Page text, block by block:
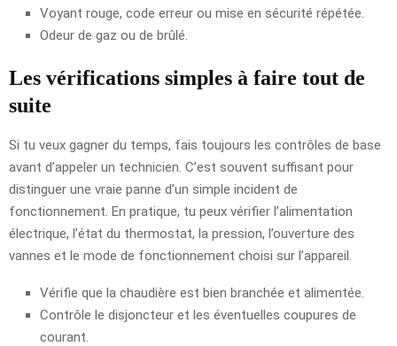
Voyant rouge, code erreur ou mise en sécurité répétée.
Odeur de gaz ou de brûlé.
Les vérifications simples à faire tout de
suite
Si tu veux gagner du temps, fais toujours les contrôles de base
avant d’appeler un technicien. C’est souvent suffisant pour
distinguer une vraie panne d’un simple incident de
fonctionnement. En pratique, tu peux vérifier l’alimentation
électrique, l’état du thermostat, la pression, l’ouverture des
vannes et le mode de fonctionnement choisi sur l’appareil.
Vérifie que la chaudière est bien branchée et alimentée.
Contrôle le disjoncteur et les éventuelles coupures de
courant.